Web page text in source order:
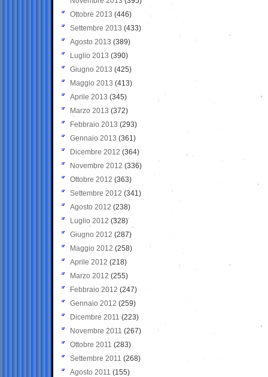
Ottobre 2013 (446)
Settembre 2013 (433)
Agosto 2013 (389)
Luglio 2013 (390)
Giugno 2013 (425)
Maggio 2013 (413)
Aprile 2013 (345)
Marzo 2013 (372)
Febbraio 2013 (293)
Gennaio 2013 (361)
Dicembre 2012 (364)
Novembre 2012 (336)
Ottobre 2012 (363)
Settembre 2012 (341)
Agosto 2012 (238)
Luglio 2012 (328)
Giugno 2012 (287)
Maggio 2012 (258)
Aprile 2012 (218)
Marzo 2012 (255)
Febbraio 2012 (247)
Gennaio 2012 (259)
Dicembre 2011 (223)
Novembre 2011 (267)
Ottobre 2011 (283)
Settembre 2011 (268)
Agosto 2011 (155)